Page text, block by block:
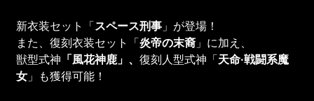
新衣装セット「スペース刑事 」が登場！
また、復刻衣装セット「炎帝の末裔 」に加え、
獣型式神 「風花神鹿 」、復刻人型式神「天命·戦闘系魔
女 」も獲得可能！